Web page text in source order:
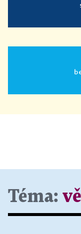
Téma: